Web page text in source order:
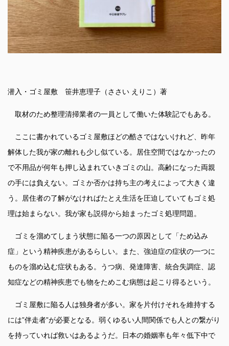
潜入・ゴミ屋敷 笹井恵理子（ささい えりこ）著
取材のため整理清掃業者の一員として働いた体験記でもある。
ここに書かれているゴミ屋敷ほどの酷さではないけれど、昨年
解体した我が家の離れも少し似ている。居住空間ではなかったの
で不用品が何年も押し込まれていきゴミの山。高齢になった両親
の手には負えない。ゴミか否かは持ち主の考えによって大きく違
う。居住者の了解がなければたとえ生活を圧迫していてもゴミ処
理は始まらない。我が家も説得から始まったゴミ処理問題。
ゴミを溜めてしまう状態に陥る一つの原因として「ため込み
症」という精神疾患があるらしい。また、強迫症の症状の一つに
ものを溜め込む症状もある。うつ病、発達障害、統合失調症、認
知症などの精神疾患でも物をためこむ病態は起こり得るという。
ゴミ屋敷に陥る人は独身者が多い。家を片付けそれを維持する
には”伴走者”が必要となる。弱くゆるい人間関係でも人との繋がり
を持っていれば救いはあるようだ。日本の婚姻率も年々低下中で